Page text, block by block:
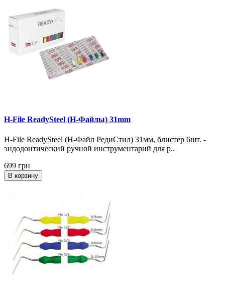
H-File ReadySteel (H-Файлы) 31mm
H-File ReadySteel (H-Файл РедиСтил) 31мм, блистер 6шт. -
эндодонтический ручной инструментарий для р..
699 грн
В корзину